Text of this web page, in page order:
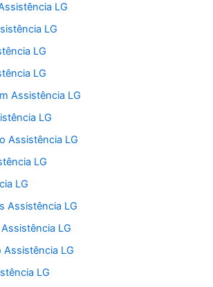
LG
LG
LG
LG
Assistência LG
LG
Assistência LG
LG
LG
Assistência LG
LG
Assistência LG
LG